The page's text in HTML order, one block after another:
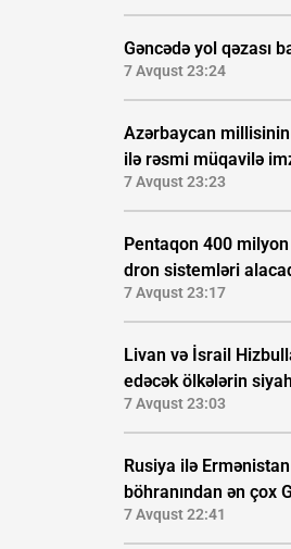
Gəncədə yol qəzası
7 Avqust 23:24
Azərbaycan
ilə rəsmi müqavilə
7 Avqust 23:23
Pentaqon 400
dron sistemləri
7 Avqust 23:17
Livan və İsrail
edəcək ölkələrin
7 Avqust 23:03
Rusiya ilə
böhranından ən çox
7 Avqust 22:41